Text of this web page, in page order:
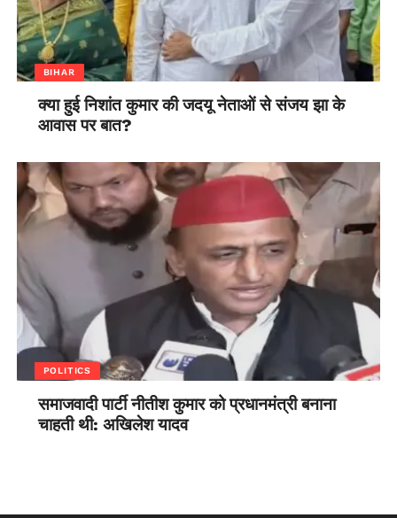
BIHAR
क्या हुई निशांत कुमार की जदयू नेताओं से संजय झा के
आवास पर बात?
POLITICS
समाजवादी पार्टी नीतीश कुमार को प्रधानमंत्री बनाना
चाहती थी: अखिलेश यादव